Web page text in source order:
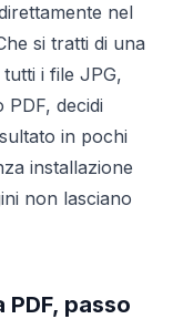
nel
si tratti di una
i file JPG,
decidi
in pochi
installazione
non lasciano
passo